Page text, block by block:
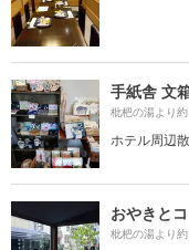
手紙舎 文
枇杷の湯より約
ホテル周辺
おやきと
枇杷の湯より約